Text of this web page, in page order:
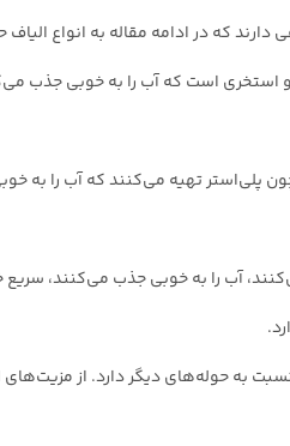
که در ادامه مقاله به انواع الیاف
استخری است که آب را به خوبی جذب
پلی‌استر تهیه می‌کنند که آب را
آب را به خوبی جذب می‌کنند،
به حوله‌های دیگر دارد. از